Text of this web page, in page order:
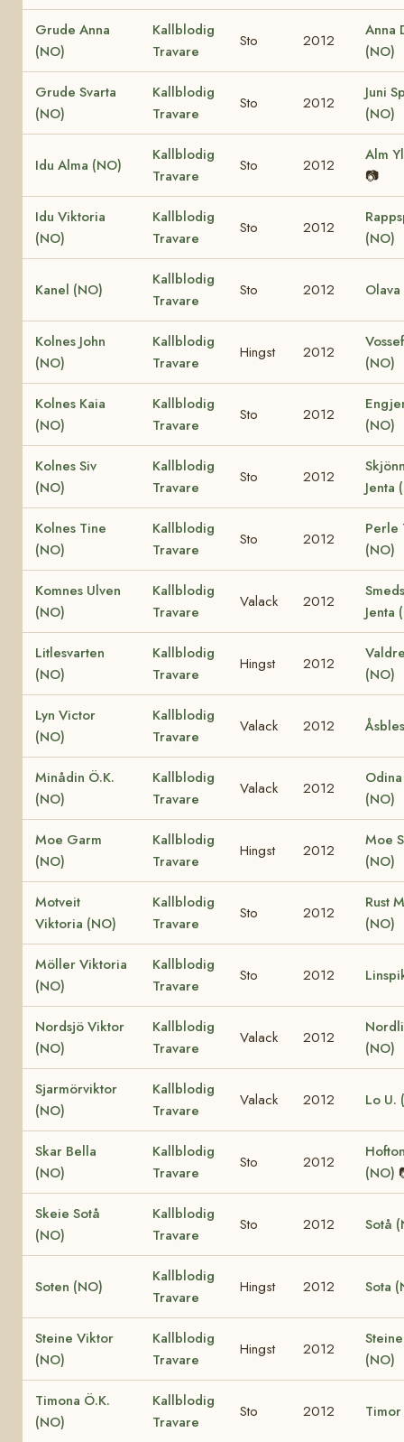
Grude Anna
(NO)
Kallblodig
Travare
Sto 2012
Anna
(NO)
Grude Svarta
(NO)
Kallblodig
Travare
Sto 2012
Juni
(NO)
Idu Alma (NO)
Kallblodig
Travare
Sto 2012
Alm
📷
Idu Viktoria
(NO)
Kallblodig
Travare
Sto 2012
(NO)
Kanel (NO)
Kallblodig
Travare
Sto 2012
Kolnes John
(NO)
Kallblodig
Travare
Hingst 2012
(NO)
Kolnes Kaia
(NO)
Kallblodig
Travare
Sto 2012
(NO)
Kolnes Siv
(NO)
Kallblodig
Travare
Sto 2012
Jenta
Kolnes Tine
(NO)
Kallblodig
Travare
Sto 2012
Perle
(NO)
Komnes Ulven
(NO)
Kallblodig
Travare
Valack 2012
Jenta
Litlesvarten
(NO)
Kallblodig
Travare
Hingst 2012
(NO)
Lyn Victor
(NO)
Kallblodig
Travare
Valack 2012
Minådin Ö.K.
(NO)
Kallblodig
Travare
Valack 2012
(NO)
Moe Garm
(NO)
Kallblodig
Travare
Hingst 2012
Moe
(NO)
Motveit
Viktoria (NO)
Kallblodig
Travare
Sto 2012
Rust
(NO)
Möller Viktoria
(NO)
Kallblodig
Travare
Sto 2012
Nordsjö Viktor
(NO)
Kallblodig
Travare
Valack 2012
(NO)
Sjarmörviktor
(NO)
Kallblodig
Travare
Valack 2012 Lo U.
Skar Bella
(NO)
Kallblodig
Travare
Sto 2012
(NO)
Skeie Sotå
(NO)
Kallblodig
Travare
Sto 2012 Sotå
Soten (NO)
Kallblodig
Travare
Hingst 2012 Sota
Steine Viktor
(NO)
Kallblodig
Travare
Hingst 2012
(NO)
Timona Ö.K.
(NO)
Kallblodig
Travare
Sto 2012